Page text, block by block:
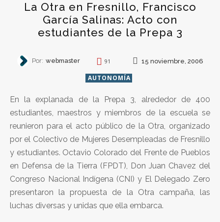
La Otra en Fresnillo, Francisco
García Salinas: Acto con
estudiantes de la Prepa 3
Por: webmaster 91 15 noviembre, 2006
AUTONOMÍA
En la explanada de la Prepa 3, alrededor de 400
estudiantes, maestros y miembros de la escuela se
reunieron para el acto público de la Otra, organizado
por el Colectivo de Mujeres Desempleadas de Fresnillo
y estudiantes. Octavio Colorado del Frente de Pueblos
en Defensa de la Tierra (FPDT), Don Juan Chavez del
Congreso Nacional Indígena (CNI) y El Delegado Zero
presentaron la propuesta de la Otra campaña, las
luchas diversas y unidas que ella embarca.